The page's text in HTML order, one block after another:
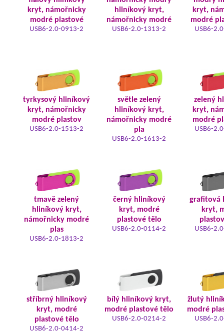
kryt, námořnicky
modré plastové
USB6-2.0-0913-2
hliníkový kryt,
námořnicky modré
USB6-2.0-1313-2
kryt,
modré
USB6-
tyrkysový hliníkový
kryt, námořnicky
modré plastov
USB6-2.0-1513-2
světle zelený
hliníkový kryt,
námořnicky modré
pla
USB6-2.0-1613-2
zelený
kryt,
modré
USB6-
tmavě zelený
hliníkový kryt,
námořnicky modré
plas
USB6-2.0-1813-2
černý hliníkový
kryt, modré
plastové tělo
USB6-2.0-0114-2
grafitová
kryt,
USB6-
stříbrný hliníkový
kryt, modré
plastové tělo
USB6-2.0-0414-2
bílý hliníkový kryt,
modré plastové tělo
USB6-2.0-0214-2
žlutý
modré
USB6-